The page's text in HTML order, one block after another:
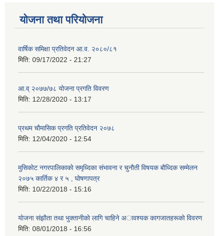
योजना तथा परियोजना
वार्षिक समिक्षा प्रतिवेदन आ.व. २०८०/८१
मिति: 09/17/2022 - 21:27
आ.व् २०७७/७८ योजना प्रगति विवरण
मिति: 12/28/2020 - 13:17
प्रथम चाैमासिक प्रगति प्रतिवेदन २०७८
मिति: 12/04/2020 - 12:54
मुसिकाेट नगरपालिकाकाे समृध्दिका संभावना र चुनाैती विषयक बाैध्दिक सम्मेलन
२०७५ कार्तिक ४ र ५ , घाेषणापत्र
मिति: 10/22/2018 - 15:16
याेजना संझाैता तथा भुक्तानीकाे लागि चाहिने अावश्यक कागजातहरूकाे विवरण
मिति: 08/01/2018 - 16:56